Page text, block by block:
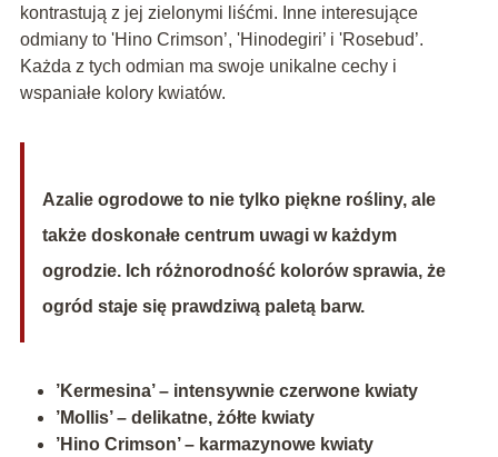
kontrastują z jej zielonymi liśćmi. Inne interesujące
odmiany to 'Hino Crimson’, 'Hinodegiri’ i 'Rosebud’.
Każda z tych odmian ma swoje unikalne cechy i
wspaniałe kolory kwiatów.
Azalie ogrodowe to nie tylko piękne rośliny, ale
także doskonałe centrum uwagi w każdym
ogrodzie. Ich różnorodność kolorów sprawia, że
ogród staje się prawdziwą paletą barw.
’Kermesina’ – intensywnie czerwone kwiaty
’Mollis’ – delikatne, żółte kwiaty
’Hino Crimson’ – karmazynowe kwiaty